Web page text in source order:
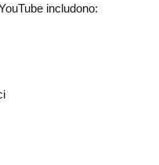
includono: